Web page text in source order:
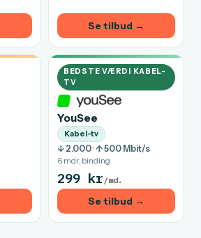
Se tilbud →
BEDSTE VÆRDI KABEL-
TV
YouSee
Kabel-tv
↓ 2.000 · ↑ 500 Mbit/s
6 mdr. binding
299 kr /md.
Se tilbud →